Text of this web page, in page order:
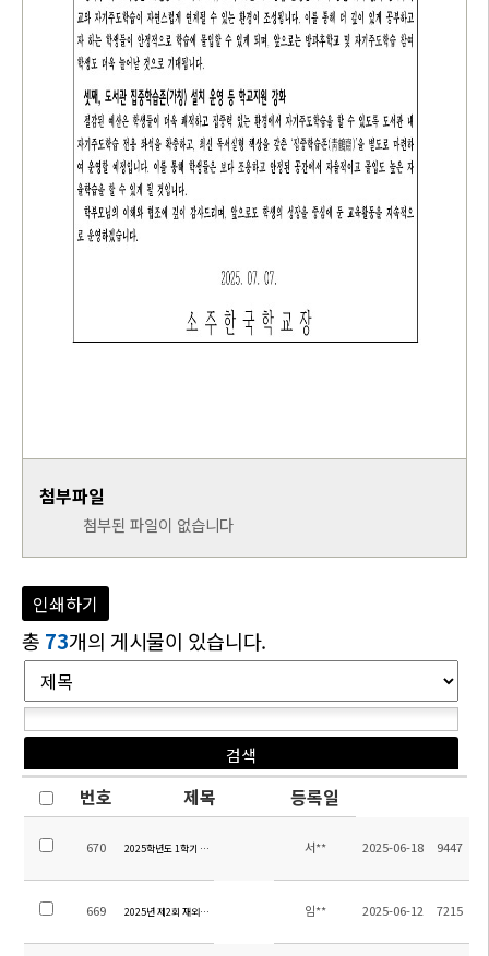
첨부파일
첨부된 파일이 없습니다
인쇄하기
총 73개의 게시물이 있습니다.
번호 제목 등록일
670 2025학년도 1학기 7~11학년 기말고사 시간표 및 시험 범위 안내(가정통신문)
서** 2025-06-18 9447
669 2025년 제2회 재외교욱기관 홍보 콘테스트 안내임** 2025-06-12 7215